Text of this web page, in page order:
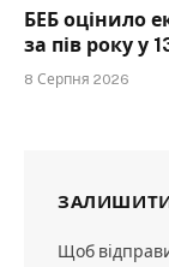
БЕБ оцінило
за пів року у
8 Серпня 2026
Щоб